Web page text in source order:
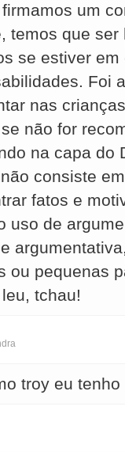
um
temos que
se estiver
Foi
nas
não for
na capa do
consiste
fatos e
uso de
ou pequenas
tchau!
troy eu